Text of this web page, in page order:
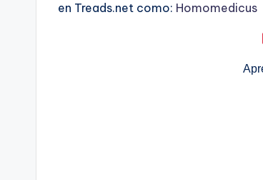
en Treads.net como: Homomedicus